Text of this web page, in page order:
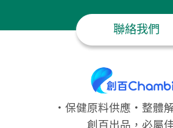
聯絡我們
‧保健原料供應‧整體
創百出品，必屬